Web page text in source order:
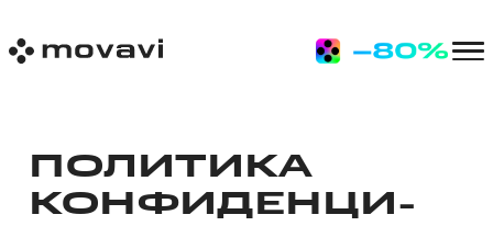
ПОЛИТИКА
КОНФИДЕНЦИ­